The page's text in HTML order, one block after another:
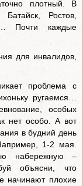
плотный. В
Ростов,
Почти каждые
для инвалидов,
проблема с
ругаемся…
особых
нет особо. А вот
в будний день
1-2 мая.
набережную –
объясни, что
начинают плохие